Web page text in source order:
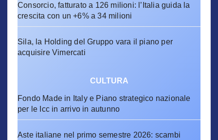
Consorcio, fatturato a 126 milioni: l’Italia guida la
crescita con un +6% a 34 milioni
Sila, la Holding del Gruppo vara il piano per
acquisire Vimercati
CULTURA
Fondo Made in Italy e Piano strategico nazionale
per le Icc in arrivo in autunno
Aste italiane nel primo semestre 2026: scambi